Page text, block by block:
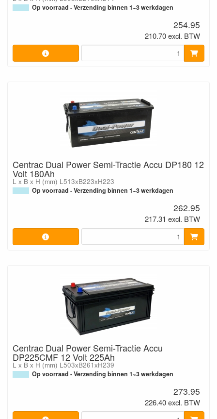
Op voorraad - Verzending binnen 1~3 werkdagen
254.95
210.70 excl. BTW
Centrac Dual Power Semi-Tractie Accu DP180 12
Volt 180Ah
L x B x H (mm) L513xB223xH223
Op voorraad - Verzending binnen 1~3 werkdagen
262.95
217.31 excl. BTW
Centrac Dual Power Semi-Tractie Accu
DP225CMF 12 Volt 225Ah
L x B x H (mm) L503xB261xH239
Op voorraad - Verzending binnen 1~3 werkdagen
273.95
226.40 excl. BTW